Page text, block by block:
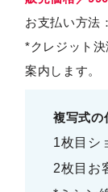
お支払い方法
*クレジット
案内します。
複写式の
1枚目シ
2枚目お